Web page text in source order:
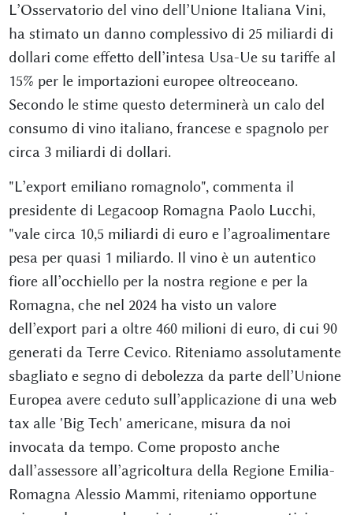
L’Osservatorio del vino dell’Unione Italiana Vini,
ha stimato un danno complessivo di 25 miliardi di
dollari come effetto dell’intesa Usa-Ue su tariffe al
15% per le importazioni europee oltreoceano.
Secondo le stime questo determinerà un calo del
consumo di vino italiano, francese e spagnolo per
circa 3 miliardi di dollari.
"L’export emiliano romagnolo", commenta il
presidente di Legacoop Romagna Paolo Lucchi,
"vale circa 10,5 miliardi di euro e l’agroalimentare
pesa per quasi 1 miliardo. Il vino è un autentico
fiore all’occhiello per la nostra regione e per la
Romagna, che nel 2024 ha visto un valore
dell’export pari a oltre 460 milioni di euro, di cui 90
generati da Terre Cevico. Riteniamo assolutamente
sbagliato e segno di debolezza da parte dell’Unione
Europea avere ceduto sull’applicazione di una web
tax alle 'Big Tech' americane, misura da noi
invocata da tempo. Come proposto anche
dall’assessore all’agricoltura della Regione Emilia-
Romagna Alessio Mammi, riteniamo opportune